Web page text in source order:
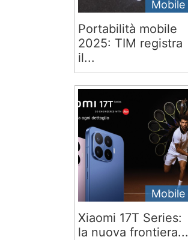
Mobile
Portabilità mobile
2025: TIM registra
il...
Mobile
Xiaomi 17T Series:
la nuova frontiera...